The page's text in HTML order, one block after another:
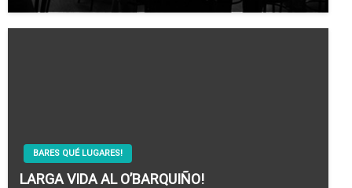
BARES QUÉ LUGARES!
LARGA VIDA AL O’BARQUIÑO!